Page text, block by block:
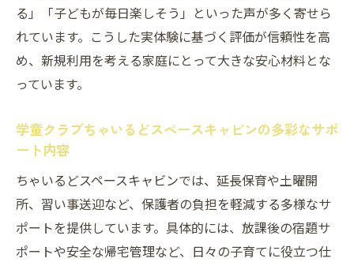
る」「子どもが毎日楽しそう」といった声が多く寄せら
れています。こうした実体験に基づく評価が信頼性を高
め、新規利用を考える家庭にとって大きな安心材料とな
っています。
学童クラブちゃいるどスペースキャビンの多彩なサポ
ート内容
ちゃいるどスペースキャビンでは、延長保育や土曜開
所、習い事送迎など、保護者の負担を軽減する多様なサ
ポートを提供しています。具体的には、放課後の宿題サ
ポートや安全な帰宅管理など、日々の子育てに役立つ仕